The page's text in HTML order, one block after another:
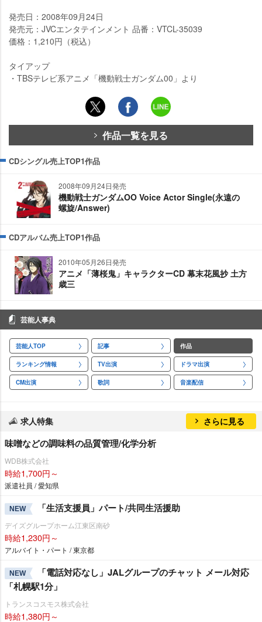
発売日：2008年09月24日
発売元：JVCエンタテインメント 品番：VTCL-35039
価格：1,210円（税込）
タイアップ
・TBSテレビ系アニメ「機動戦士ガンダム00」より
作品一覧を見る
CDシングル売上TOP1作品
2008年09月24日発売
機動戦士ガンダムOO Voice Actor Single(永遠の
螺旋/Answer)
CDアルバム売上TOP1作品
2010年05月26日発売
アニメ「薄桜鬼」キャラクターCD 幕末花風抄 土方
歳三
芸能人事典
芸能人TOP 記事 作品
ランキング情報 TV出演 ドラマ出演
CM出演 歌詞 音楽配信
求人特集 さらに見る
味噌などの調味料の品質管理/化学分析
WDB株式会社
時給1,700円～
派遣社員 / 愛知県
NEW 「生活支援員」パート/共同生活援助
デイズグループホーム江東区南砂
時給1,230円～
アルバイト・パート / 東京都
NEW
「電話対応なし」JALグループのチャット メール対応
「札幌駅1分」
トランスコスモス株式会社
時給1,380円～